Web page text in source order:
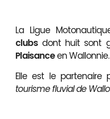
La Ligue
clubs dont huit sont
Plaisanceen Wallonnie.
Elle est le partenaire
tourisme fluvial de